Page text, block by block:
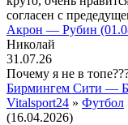
согласен с
Акрон — Рубин
Николай
31.07.26
Почему я не в
Бирмингем Сити —
Vitalsport24 » Футбол
(16.04.2026)